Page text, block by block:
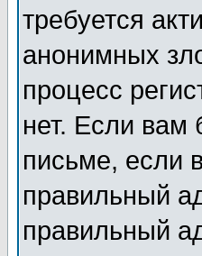
требуется
анонимных
процесс
нет. Если вам
письме, если
правильный
правильный